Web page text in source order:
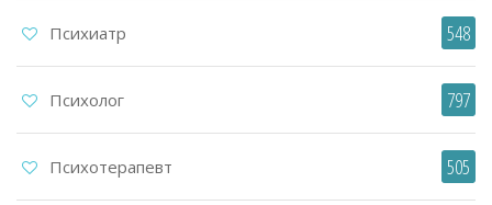
Психиатр 548
Психолог 797
Психотерапевт 505